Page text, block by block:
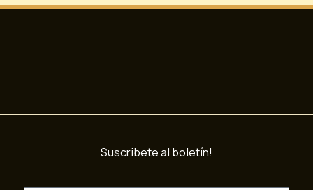
Suscribete al boletín!